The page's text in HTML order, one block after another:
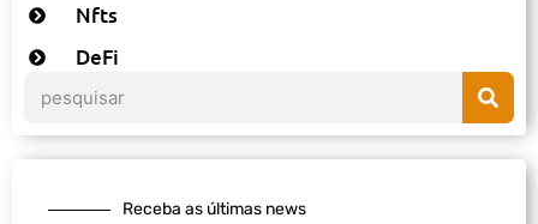
Nfts
DeFi
Receba as últimas news